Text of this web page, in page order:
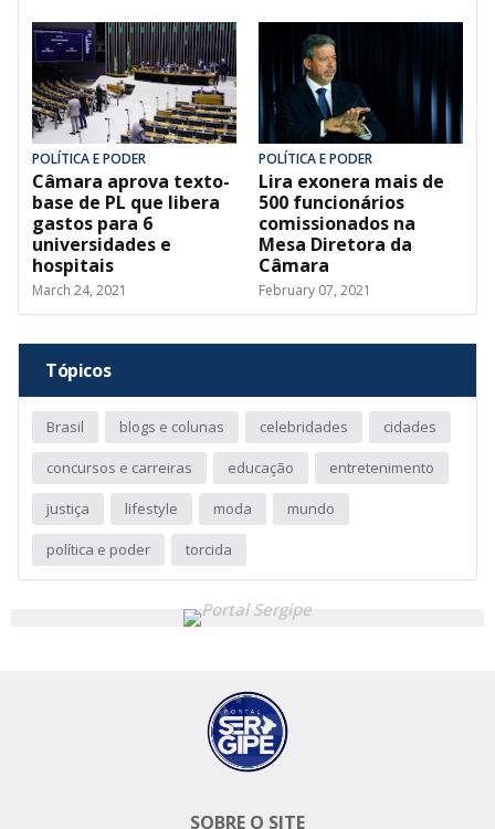
POLÍTICA E PODER
Câmara aprova texto-
base de PL que libera
gastos para 6
universidades e
hospitais
March 24, 2021
POLÍTICA E PODER
Lira exonera mais de
500 funcionários
comissionados na
Mesa Diretora da
Câmara
February 07, 2021
Tópicos
Brasil blogs e colunas celebridades cidades
concursos e carreiras educação entretenimento
justiça lifestyle moda mundo
política e poder torcida
SOBRE O SITE